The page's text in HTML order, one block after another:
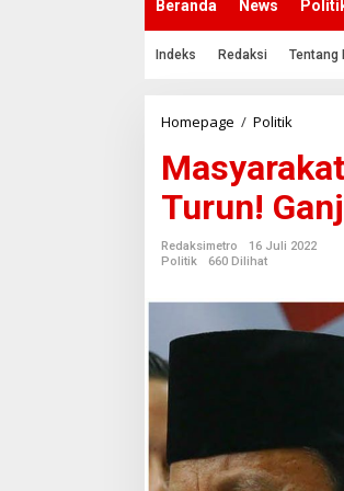
Beranda News
Indeks Redaksi Tentang
Homepage / Politik
s
y
a
r
a
t
u
n
Turun!
Redaksimetro
16 Juli 2022
Politik
660 Dilihat